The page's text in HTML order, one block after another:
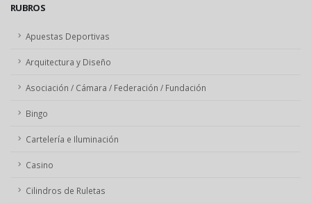
RUBROS
Apuestas Deportivas
Arquitectura y Diseño
Asociación / Cámara / Federación / Fundación
Bingo
Cartelería e Iluminación
Casino
Cilindros de Ruletas